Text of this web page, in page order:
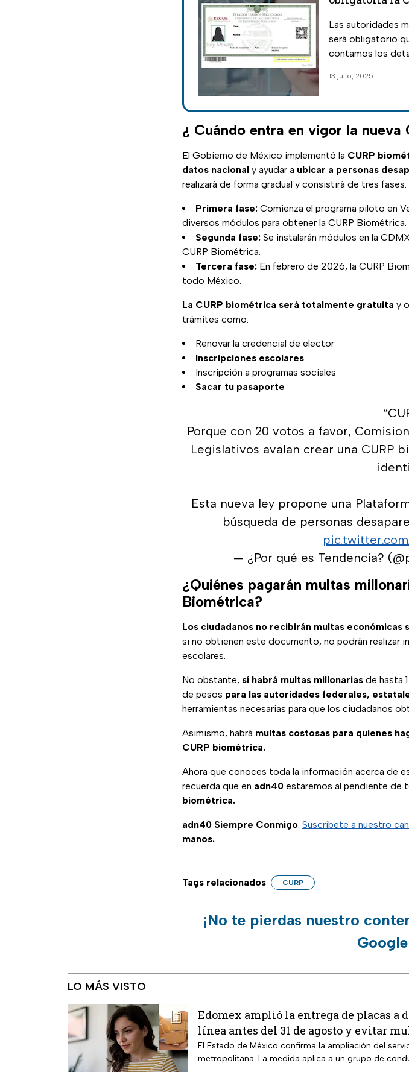
Las autoridades
será obligatorio
contamos los
13 julio, 2025
¿ Cuándo entra en vigor la nueva
El Gobierno de México implementó la CURP
datos nacional y ayudar a ubicar a personas
realizará de forma gradual y consistirá de tres fases.
Primera fase: Comienza el programa piloto en
diversos módulos para obtener la CURP Biométrica.
Segunda fase: Se instalarán módulos en la
CURP Biométrica.
Tercera fase: En febrero de 2026, la CURP
todo México.
La CURP biométrica será totalmente gratuita y
trámites como:
Renovar la credencial de elector
Inscripciones escolares
Inscripción a programas sociales
Sacar tu pasaporte
Porque con 20 votos a favor,
Legislativos avalan crear una CURP
Esta nueva ley propone una
búsqueda de personas
— ¿Por qué es Tendencia?
¿Quiénes pagarán multas
Biométrica?
Los ciudadanos no recibirán multas económicas
si no obtienen este documento, no podrán realizar
escolares.
No obstante, sí habrá multas millonarias de hasta
de pesos para las autoridades federales,
herramientas necesarias para que los ciudadanos
Asimismo, habrá multas costosas para quienes
CURP biométrica.
Ahora que conoces toda la información acerca de
recuerda que en adn40 estaremos al pendiente de
biométrica.
adn40 Siempre Conmigo. Suscríbete a nuestro
manos.
Tags relacionados CURP
¡No te pierdas nuestro
LO MÁS VISTO
Edomex amplió la entrega de placas a
línea antes del 31 de agosto y evitar
El Estado de México confirma la ampliación del
metropolitana. La medida aplica a un grupo de